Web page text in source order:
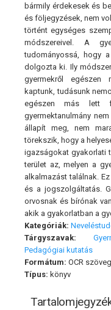
bármily érdekesek és
és följegyzések, nem
történt egységes
módszereivel. A
tudományossá, hogy
dolgozta ki. Ily
gyermekről egészen
kaptunk, tudásunk
egészen más lett
gyermektanulmány
állapít meg, nem
törekszik, hogy a
igazságokat gyakorlati
terület az, melyen a
alkalmazást találnak.
és a jogszolgáltatás.
orvosnak és bírónak
akik a gyakorlatban a
Kategóriák:
Tárgyszavak:
Pedagógiai kutatás
Formátum: OCR szöveg
Típus: könyv